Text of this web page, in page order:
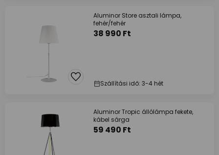
Aluminor Store asztali lámpa,
fehér/fehér
38 990 Ft
Szállítási idő: 3-4 hét
Aluminor Tropic állólámpa fekete,
kábel sárga
59 490 Ft